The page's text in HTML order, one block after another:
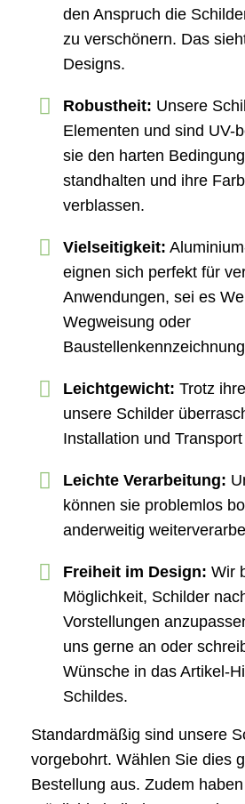
den Anspruch die
zu verschönern. Das
Designs.
Robustheit: Unsere
Elementen und sind UV-
sie den harten
standhalten und ihre
verblassen.
Vielseitigkeit:
eignen sich perfekt für
Anwendungen, sei es
Wegweisung oder
Leichtgewicht:Trotz
unsere Schilder
Installation und
Leichte Verarbeitung:
können sie problemlos
anderweitig
Freiheit im Design:Wir
Möglichkeit, Schilder
Vorstellungen
uns gerne an oder
Wünsche in das Artikel-
Schildes.
Standardmäßig sind unsere
vorgebohrt. Wählen Sie dies
Bestellung aus. Zudem